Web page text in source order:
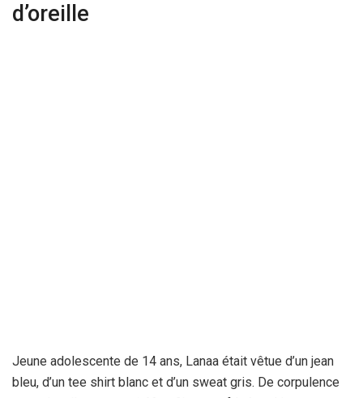
d’oreille
Jeune adolescente de 14 ans, Lanaa était vêtue d’un jean
bleu, d’un tee shirt blanc et d’un sweat gris. De corpulence